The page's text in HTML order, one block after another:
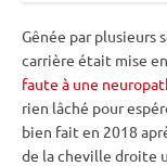
Gênée par plusieurs
carrière était mise
faute à une
rien lâché pour
bien fait en 2018
de la cheville droite